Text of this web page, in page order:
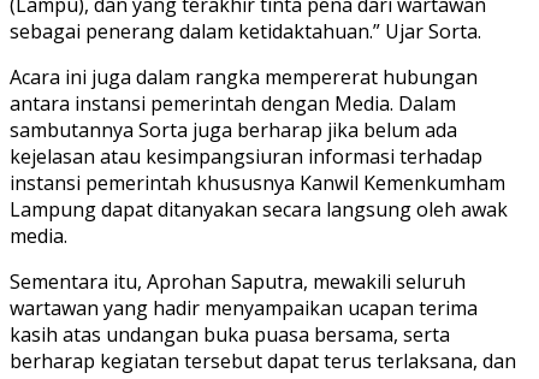
sebagai penerang dalam ketidaktahuan.” Ujar Sorta.
Acara ini juga dalam rangka mempererat hubungan
antara instansi pemerintah dengan Media. Dalam
sambutannya Sorta juga berharap jika belum ada
kejelasan atau kesimpangsiuran informasi terhadap
instansi pemerintah khususnya Kanwil Kemenkumham
Lampung dapat ditanyakan secara langsung oleh awak
media.
Sementara itu, Aprohan Saputra, mewakili seluruh
wartawan yang hadir menyampaikan ucapan terima
kasih atas undangan buka puasa bersama, serta
berharap kegiatan tersebut dapat terus terlaksana, dan